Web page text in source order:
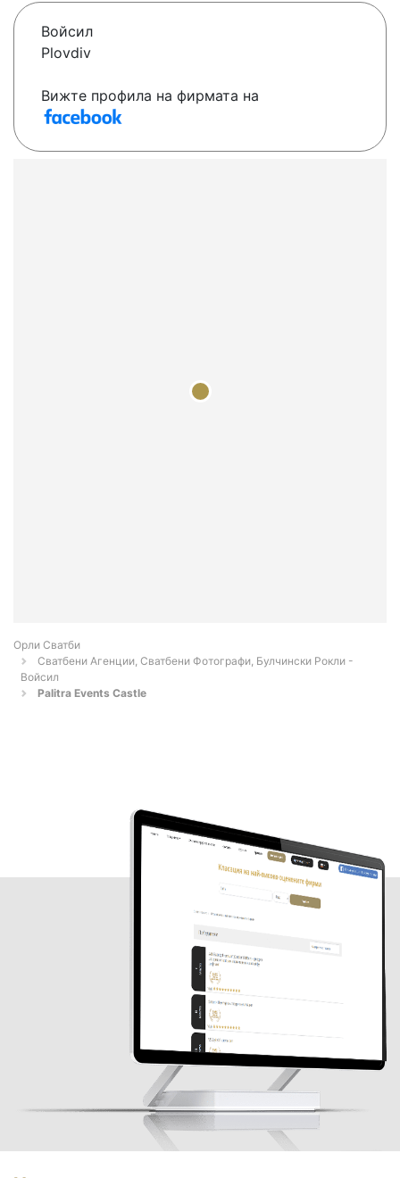
Войсил
Plovdiv
Вижте профила на фирмата на
Орли Сватби
Сватбени Агенции, Сватбени Фотографи, Булчински Рокли -
Войсил
Palitra Events Castle